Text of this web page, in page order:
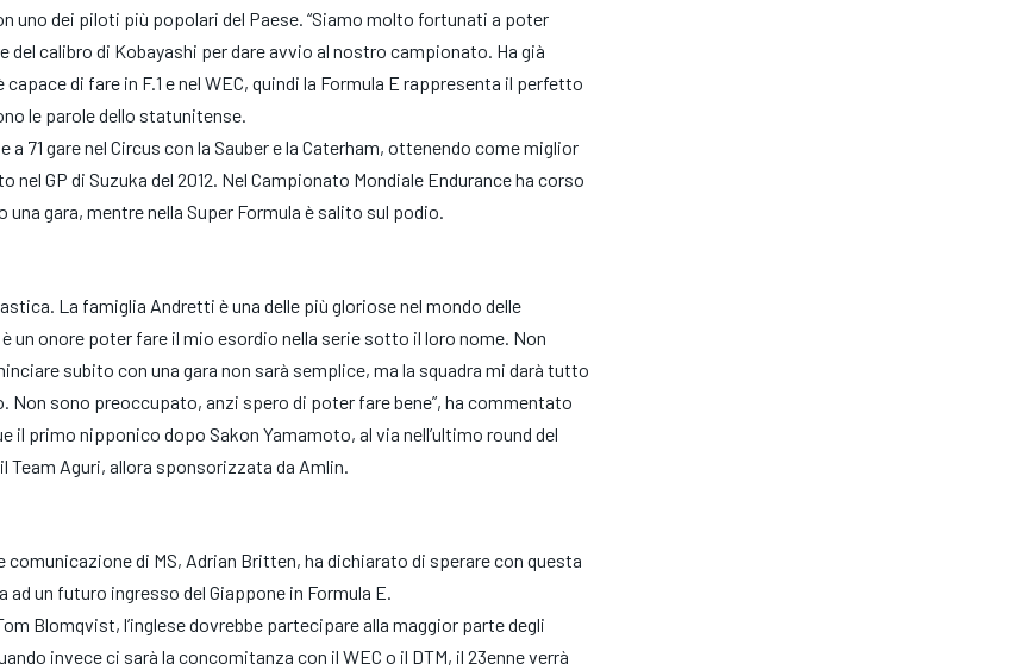
uno dei piloti più popolari del Paese. “Siamo molto fortunati a poter
del calibro di Kobayashi per dare avvio al nostro campionato. Ha già
di fare in F.1 e nel WEC, quindi la Formula E rappresenta il perfetto
le parole dello statunitense.
a 71 gare nel Circus con la Sauber e la Caterham, ottenendo come miglior
GP di Suzuka del 2012. Nel Campionato Mondiale Endurance ha corso
una gara, mentre nella Super Formula è salito sul podio.
La famiglia Andretti è una delle più gloriose nel mondo delle
un onore poter fare il mio esordio nella serie sotto il loro nome. Non
subito con una gara non sarà semplice, ma la squadra mi darà tutto
Non sono preoccupato, anzi spero di poter fare bene”, ha commentato
il primo nipponico dopo Sakon Yamamoto, al via nell’ultimo round del
Team Aguri, allora sponsorizzata da Amlin.
comunicazione di MS, Adrian Britten, ha dichiarato di sperare con questa
ad un futuro ingresso del Giappone in Formula E.
Blomqvist, l’inglese dovrebbe partecipare alla maggior parte degli
invece ci sarà la concomitanza con il WEC o il DTM, il 23enne verrà